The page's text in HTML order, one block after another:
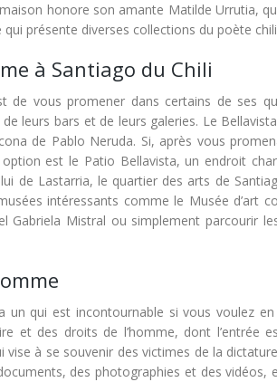
honore son amante Matilde Urrutia,
présente diverses collections du poète
à Santiago du Chili
de vous promener dans certains de ses
leurs bars et de leurs galeries. Le
de Pablo Neruda. Si, après vous
est le Patio Bellavista, un endroit
de Lastarria, le quartier des arts de
intéressants comme le Musée d’art
Gabriela Mistral ou simplement parcourir
un qui est incontournable si vous voulez
et des droits de l’homme, dont l’entrée
vise à se souvenir des victimes de la
des photographies et des vidéos,